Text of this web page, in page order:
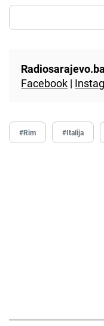
Radiosarajevo.ba
Facebook |
#Rim #Italija